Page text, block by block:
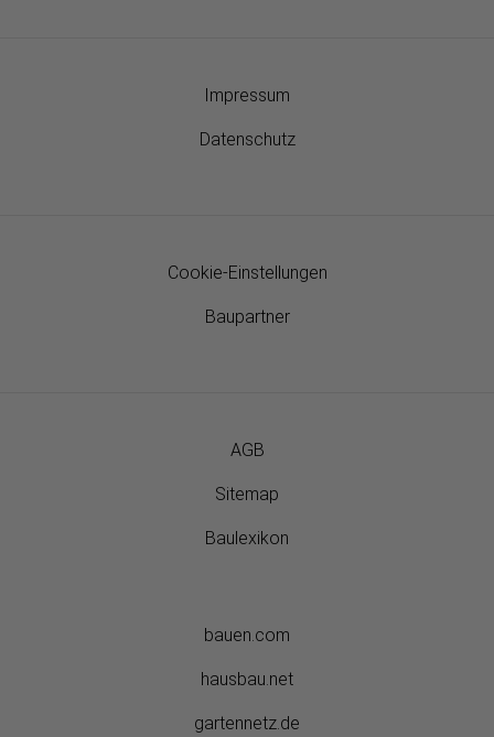
Impressum
Datenschutz
Cookie-Einstellungen
Baupartner
AGB
Sitemap
Baulexikon
bauen.com
hausbau.net
gartennetz.de